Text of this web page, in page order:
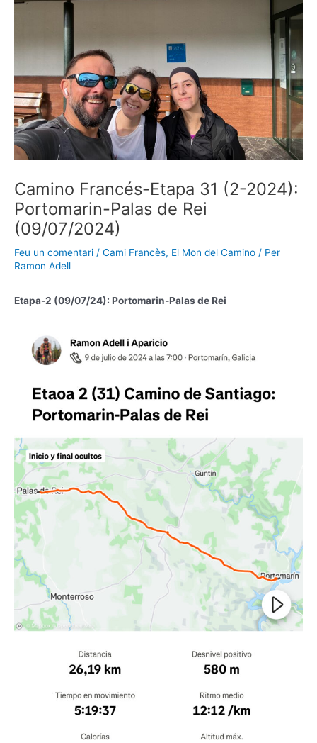
Camino Francés-Etapa 31 (2-2024):
Portomarin-Palas de Rei
(09/07/2024)
Feu un comentari / Cami Francès, El Mon del Camino / Per
Ramon Adell
Etapa-2 (09/07/24): Portomarin-Palas de Rei